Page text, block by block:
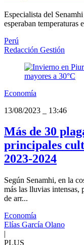
Especialista del
esperaban temperaturas
Perú
Redacción Gestión
Economía
13/08/2023
13:46
Más de 30
principales
2023-2024
Según Senamhi, en la
más las lluvias intensas,
de arr...
Economía
Elías García Olano
|
PLUS